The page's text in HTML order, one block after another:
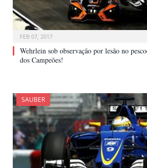
FEB 07, 2017
Wehrlein sob observação por lesão no
dos Campeões!
SAUBER